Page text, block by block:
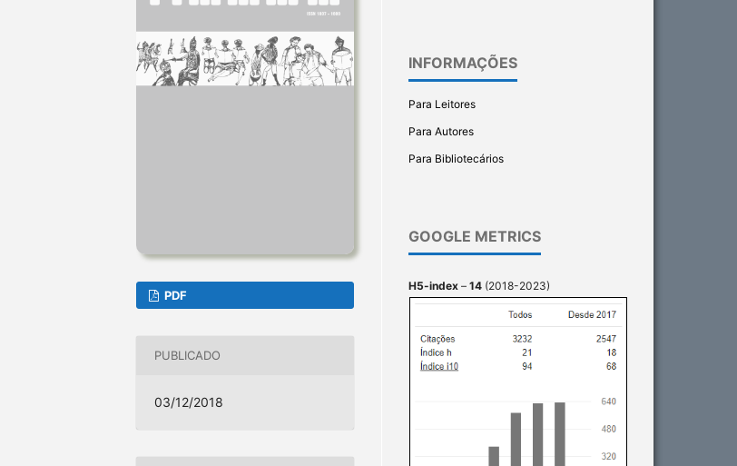
PDF
PUBLICADO
03/12/2018
INFORMAÇÕES
Para Leitores
Para Autores
Para Bibliotecários
GOOGLE METRICS
H5-index – 14 (2018-2023)